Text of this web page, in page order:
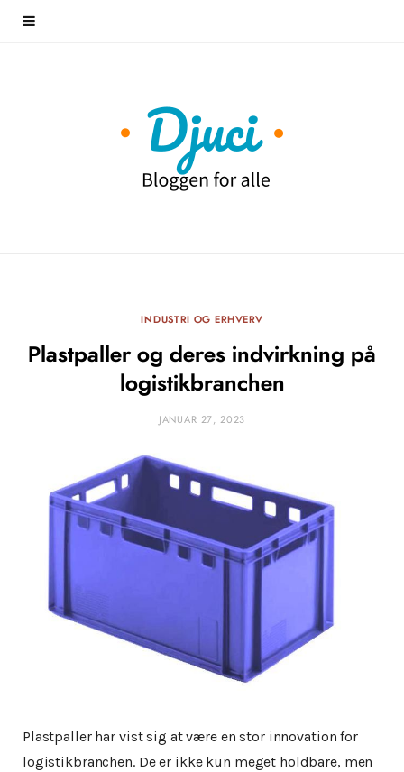
INDUSTRI OG ERHVERV
Plastpaller og deres indvirkning på
logistikbranchen
JANUAR 27, 2023
Plastpaller har vist sig at være en stor innovation for
logistikbranchen. De er ikke kun meget holdbare, men